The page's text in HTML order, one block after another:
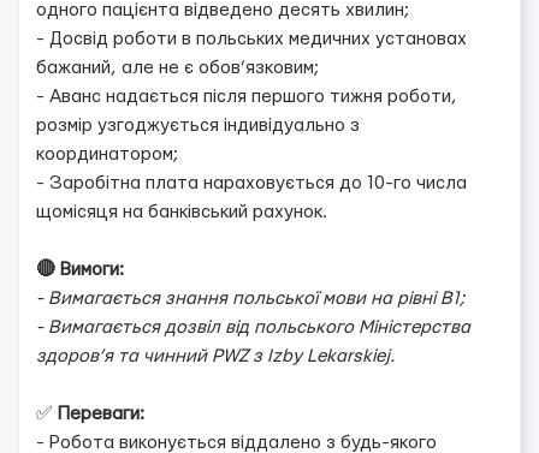
одного пацієнта відведено десять хвилин;
- Досвід роботи в польських медичних установах
бажаний, але не є обов’язковим;
- Аванс надається після першого тижня роботи,
розмір узгоджується індивідуально з
координатором;
- Заробітна плата нараховується до 10-го числа
щомісяця на банківський рахунок.
🔴 Вимоги:
- Вимагається знання польської мови на рівні B1;
- Вимагається дозвіл від польського Міністерства
здоров’я та чинний PWZ з Izby Lekarskiej.
✅
Переваги:
- Робота виконується віддалено з будь-якого